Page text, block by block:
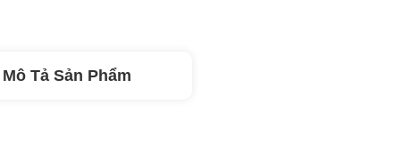
Mô Tả Sản Phẩm